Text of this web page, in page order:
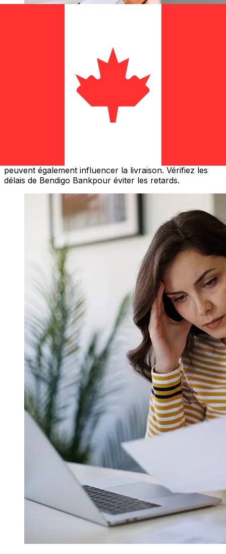
À quelle vitesse un transfert Bendigo
Bank AUD CAD ?
Les délais de livraison pour les transferts internationaux
avec Bendigo Bank de Australie à Canada varient selon
peuvent également influencer la livraison. Vérifiez les
délais de Bendigo Bankpour éviter les retards.